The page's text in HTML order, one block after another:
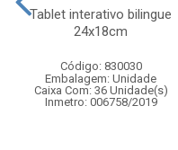
Tablet interativo bilingue
24x18cm
Código: 830030
Embalagem: Unidade
Caixa Com: 36 Unidade(s)
Inmetro: 006758/2019